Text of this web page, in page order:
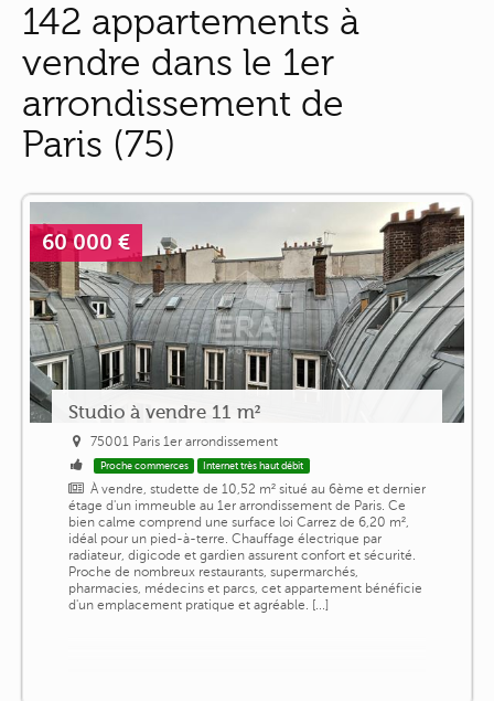
142 appartements à
vendre dans le 1er
arrondissement de
Paris (75)
60 000 €
Studio à vendre 11 m²
75001 Paris 1er arrondissement
Proche commerces Internet très haut débit
À vendre, studette de 10,52 m² situé au 6ème et dernier
étage d'un immeuble au 1er arrondissement de Paris. Ce
bien calme comprend une surface loi Carrez de 6,20 m²,
idéal pour un pied-à-terre. Chauffage électrique par
radiateur, digicode et gardien assurent confort et sécurité.
Proche de nombreux restaurants, supermarchés,
pharmacies, médecins et parcs, cet appartement bénéficie
d'un emplacement pratique et agréable. [...]